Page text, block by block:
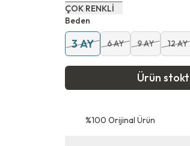
ÇOK RENKLİ
Beden
3 AY 6 AY 9 AY 12 AY
Ürün
⁠%100 Orijinal Ürün